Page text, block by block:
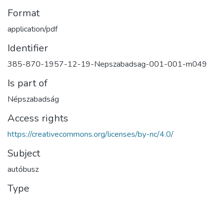
Format
application/pdf
Identifier
385-870-1957-12-19-Nepszabadsag-001-001-m049
Is part of
Népszabadság
Access rights
https://creativecommons.org/licenses/by-nc/4.0/
Subject
autóbusz
Type